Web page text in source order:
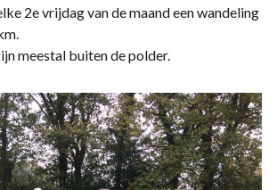
2e vrijdag van de maand een wandeling
meestal buiten de polder.